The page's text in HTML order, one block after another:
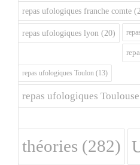
repas ufologiques franche comte
repas ufologiques lyon (20)
repas ufologiques Toulon (13)
repas ufologiques Toulouse
théories (282)